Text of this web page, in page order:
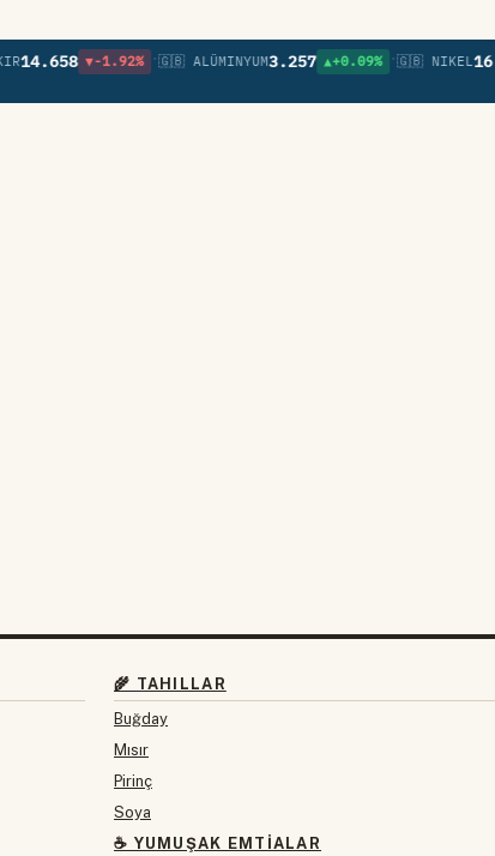
▼-1.92% •🇬🇧 ALÜMINYUM3.257 ▲+0.09% •🇬🇧 NIKEL16.936
🌾 TAHILLAR
Buğday
Mısır
Pirinç
Soya
☕ YUMUŞAK EMTIALAR